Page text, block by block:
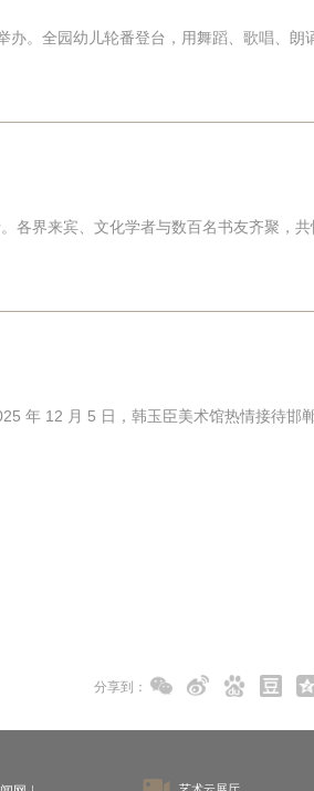
。全园幼儿轮番登台，用舞蹈、歌唱、朗
界来宾、文化学者与数百名书友齐聚，共
年 12 月 5 日，韩玉臣美术馆热情接待邯
分享到：